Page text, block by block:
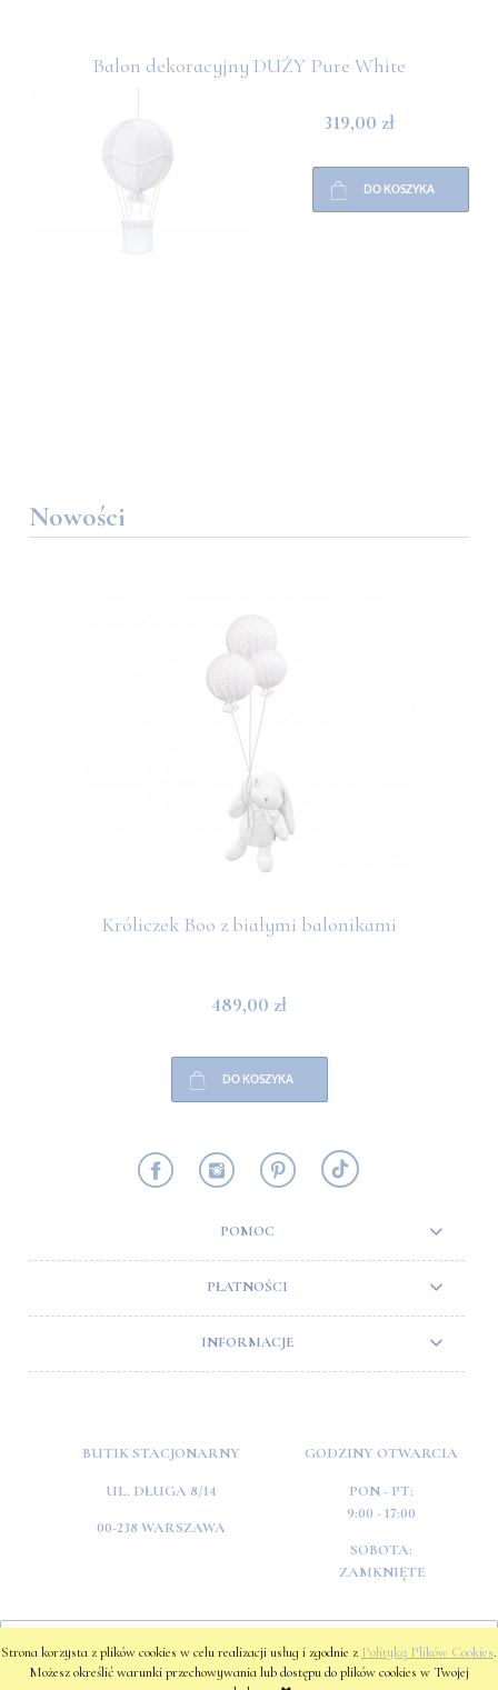
Strona korzysta z plików cookies w celu realizacji usług i zgodnie z Polityką Plików Cookies.
Możesz określić warunki przechowywania lub dostępu do plików cookies w Twojej
Balon dekoracyjny DUŻY Pure White
319,00 zł
DO KOSZYKA
Nowości
Króliczek Boo z białymi balonikami
489,00 zł
DO KOSZYKA
POMOC
PŁATNOŚCI
INFORMACJE
BUTIK STACJONARNY
UL. DŁUGA 8/14
00-238 WARSZAWA
GODZINY OTWARCIA
PON - PT:
9:00 - 17:00
SOBOTA:
ZAMKNIĘTE